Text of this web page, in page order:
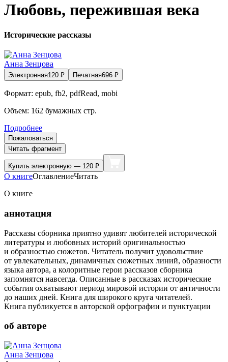
Любовь, пережившая века
Исторические рассказы
Анна Зенцова
Электронная120 ₽ Печатная696 ₽
Формат: epub, fb2, pdfRead, mobi
Объем: 162 бумажных стр.
Подробнее
Пожаловаться
Читать фрагмент
Купить электронную — 120 ₽
О книгеОглавлениеЧитать
О книге
аннотация
Рассказы сборника приятно удивят любителей исторической
литературы и любовных историй оригинальностью
и образностью сюжетов. Читатель получит удовольствие
от увлекательных, динамичных сюжетных линий, образности
языка автора, а колоритные герои рассказов сборника
запомнятся навсегда. Описанные в рассказах исторические
события охватывают период мировой истории от античности
до наших дней. Книга для широкого круга читателей.
Книга публикуется в авторской орфографии и пунктуации
об авторе
Анна Зенцова